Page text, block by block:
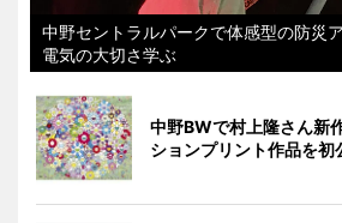
中野セントラルパークで体感型の防災
電気の大切さ学ぶ
中野BWで村上隆さん新
ションプリント作品を初